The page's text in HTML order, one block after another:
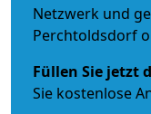
Netzwerk und
Perchtoldsdorf
Füllen Sie jetzt
Sie kostenlose